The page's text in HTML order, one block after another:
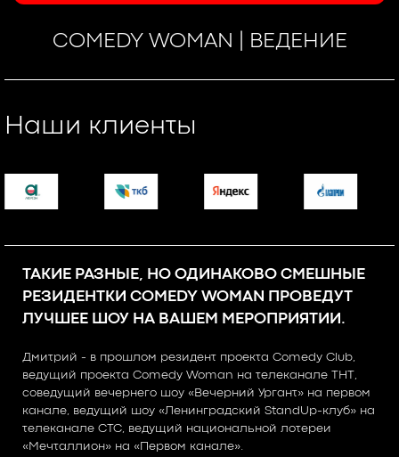
COMEDY WOMAN | ВЕДЕНИЕ
Наши клиенты
ТАКИЕ РАЗНЫЕ, НО ОДИНАКОВО СМЕШНЫЕ
РЕЗИДЕНТКИ COMEDY WOMAN ПРОВЕДУТ
ЛУЧШЕЕ ШОУ НА ВАШЕМ МЕРОПРИЯТИИ.
Дмитрий - в прошлом резидент проекта Comedy Club,
ведущий проекта Comedy Woman на телеканале ТНТ,
соведущий вечернего шоу «Вечерний Ургант» на первом
канале, ведущий шоу «Ленинградский StandUp-клуб» на
телеканале СТС, ведущий национальной лотереи
«Мечталлион» на «Первом канале».